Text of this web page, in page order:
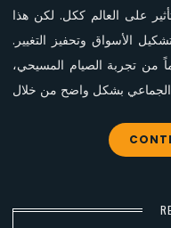
على العالم ككل. لكن هذا
الأسواق وتحفيز التغيير.
من تجربة الصيام المسيحي،